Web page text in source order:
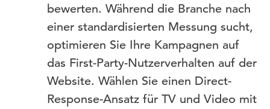
bewerten. Während die Branche nach
einer standardisierten Messung sucht,
optimieren Sie Ihre Kampagnen auf
das First-Party-Nutzerverhalten auf der
Website. Wählen Sie einen Direct-
Response-Ansatz für TV und Video mit